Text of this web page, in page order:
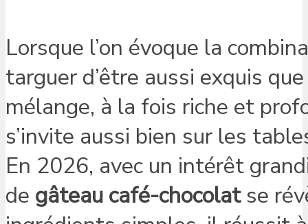
Lorsque l’on évoque la
targuer d’être aussi exquis
mélange, à la fois riche et
s’invite aussi bien sur les
En 2026, avec un intérêt
de gâteau café-chocolatse